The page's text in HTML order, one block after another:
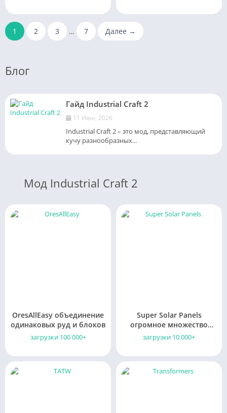
1 2 3 … 7 Далее →
Блог
Гайд Industrial Craft 2
11 Июн, 2026
Industrial Craft 2 – это мод, представляющий
кучу разнообразных...
Мод Industrial Craft 2
OresAllEasy объединение
одинаковых руд и блоков
загрузки 100 000+
Super Solar Panels
огромное множество
солнечных панелей
загрузки 10 000+